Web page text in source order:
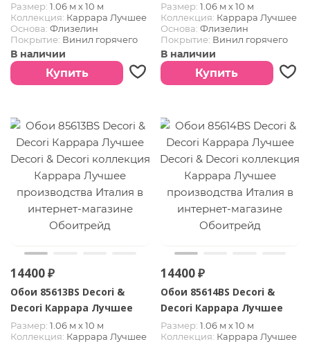
Размер: 1.06 м х 10 м
Коллекция: Каррара Лучшее
Основа: Флизелин
Покрытие: Винил горячего
тиснения
Страна:Италия
В наличии
Купить
Размер: 1.06 м х 10 м
Коллекция: Каррара Лучшее
Основа: Флизелин
Покрытие: Винил горячего
тиснения
Страна:Италия
В наличии
Купить
14400 ₽
Обои 85613BS Decori &
Decori Каррара Лучшее
Размер: 1.06 м х 10 м
Коллекция: Каррара Лучшее
14400 ₽
Обои 85614BS Decori &
Decori Каррара Лучшее
Размер: 1.06 м х 10 м
Коллекция: Каррара Лучшее